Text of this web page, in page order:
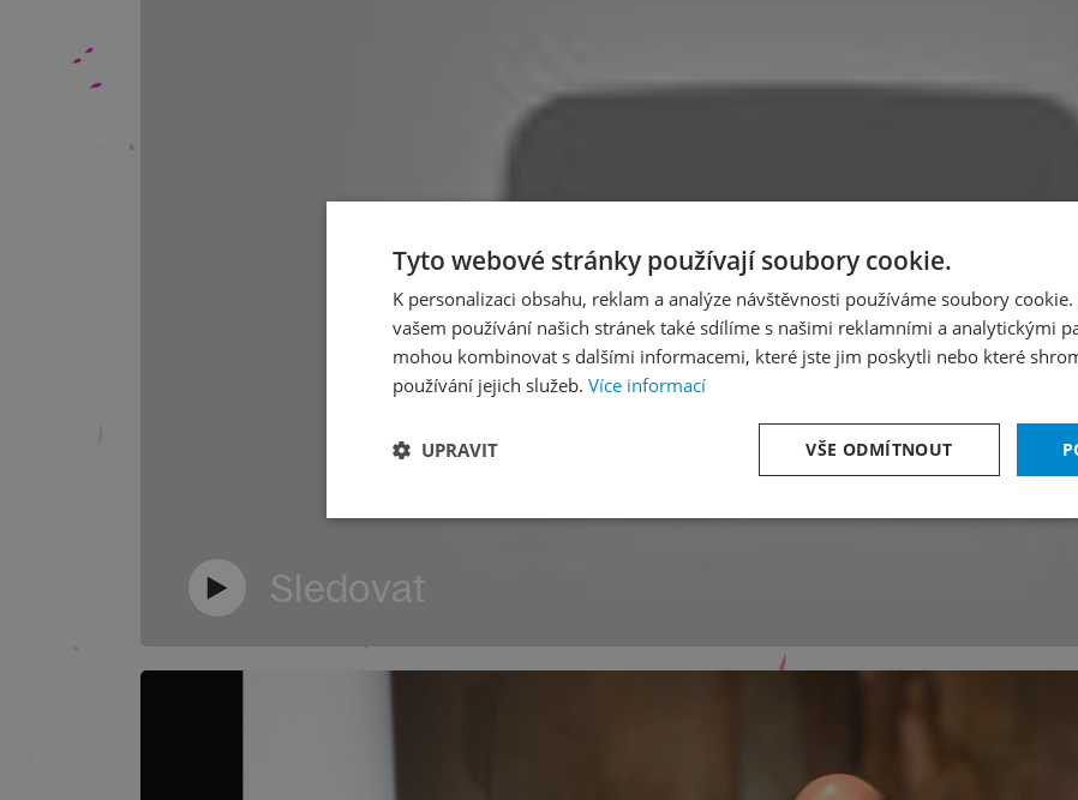
Sledovat
Tyto webové stránky používají soubory cookie.
K personalizaci obsahu, reklam a analýze návštěvnosti používáme soubory
vašem používání našich stránek také sdílíme s našimi reklamními a analytickými
mohou kombinovat s dalšími informacemi, které jste jim poskytli nebo které
používání jejich služeb. Více informací
VŠE ODMÍTNOUT
UPRAVIT